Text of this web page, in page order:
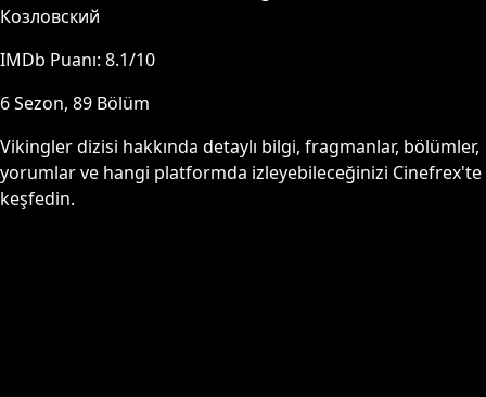
Козловский
IMDb Puanı: 8.1/10
6Sezon, 89 Bölüm
Vikinglerdizisi hakkında detaylı bilgi, fragmanlar, bölümler,
yorumlar ve hangi platformda izleyebileceğinizi Cinefrex'te
keşfedin.